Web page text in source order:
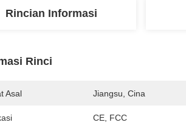
Rincian Informasi
Rinci
Asal Jiangsu, Cina
CE, FCC